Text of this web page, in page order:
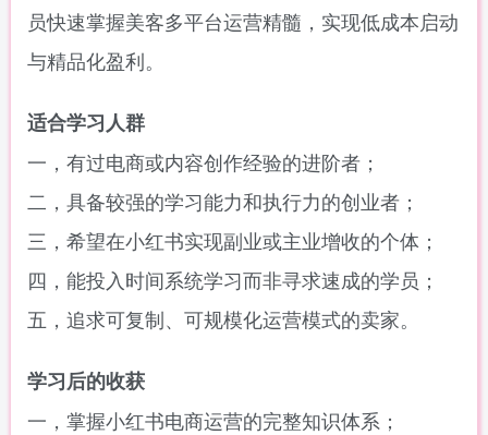
员快速掌握美客多平台运营精髓，实现低成本启动
与精品化盈利。
适合学习人群
一，有过电商或内容创作经验的进阶者；
二，具备较强的学习能力和执行力的创业者；
三，希望在小红书实现副业或主业增收的个体；
四，能投入时间系统学习而非寻求速成的学员；
五，追求可复制、可规模化运营模式的卖家。
学习后的收获
一，掌握小红书电商运营的完整知识体系；